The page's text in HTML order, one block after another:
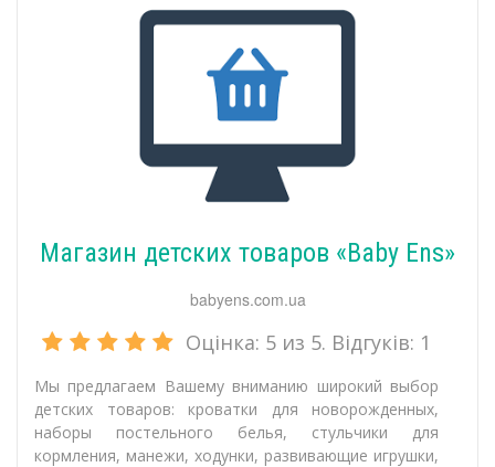
Магазин детских товаров «Baby Ens»
babyens.com.ua
Оцінка: 5 из 5. Відгуків: 1
Мы предлагаем Вашему вниманию широкий выбор
детских товаров: кроватки для новорожденных,
наборы постельного белья, стульчики для
кормления, манежи, ходунки, развивающие игрушки,